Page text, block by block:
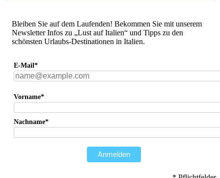
Bleiben Sie auf dem Laufenden! Bekommen Sie mit unserem
Newsletter Infos zu „Lust auf Italien“ und Tipps zu den
schönsten Urlaubs-Destinationen in Italien.
E-Mail*
Vorname*
Nachname*
Anmelden